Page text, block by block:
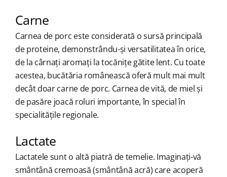
Carne
Carnea de porc este considerată o sursă principală
de proteine, demonstrându-și versatilitatea în orice,
de la cârnați aromați la tocănițe gătite lent. Cu toate
acestea, bucătăria românească oferă mult mai mult
decât doar carne de porc. Carnea de vită, de miel și
de pasăre joacă roluri importante, în special în
specialitățile regionale.
Lactate
Lactatele sunt o altă piatră de temelie. Imaginați-vă
smântână cremoasă (smântână acră) care acoperă